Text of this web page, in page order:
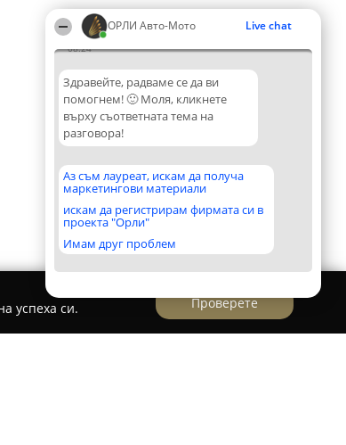
ОРЛИ Aвто-Mото Live chat
08:24
Здравейте, радваме се да ви
помогнем! 🙂 Моля, кликнете
върху съответната тема на
разговора!
Аз съм лауреат, искам да получа
маркетингови материали
искам да регистрирам фирмата си в
проекта "Орли"
Имам друг проблем
успеха си.
Проверете